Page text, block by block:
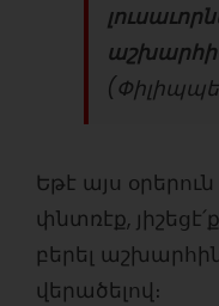
աշխարհի
Եթէ այս
փնտռէք,
բերել
վերածելով։